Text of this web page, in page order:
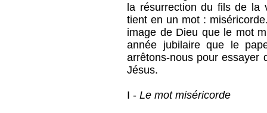
la résurrection du fils de la
tient en un mot :
image de Dieu que le mot
année jubilaire que le
arrêtons-nous pour essayer
Jésus.
I -Le mot miséricorde